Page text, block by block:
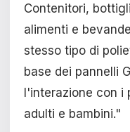
Contenitori,
alimenti e
stesso tipo di
base dei pannelli
l'interazione con i
adulti e bambini."